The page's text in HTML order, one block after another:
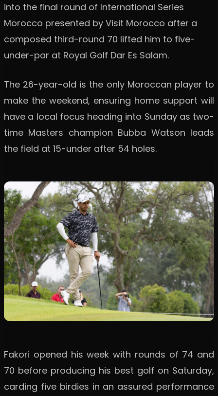
into the final round of International Series
Morocco presented by Visit Morocco after a
composed third-round 70 lifted him to five-
under-par at Royal Golf Dar Es Salam.
The 26-year-old is the only Moroccan player to
make the weekend, ensuring home support will
have a local focus heading into Sunday as two-
time Masters champion Bubba Watson leads
the field at 15-under after 54 holes.
Fakori opened his week with rounds of 74 and
70 before producing his best golf on Saturday,
carding five birdies in an assured performance